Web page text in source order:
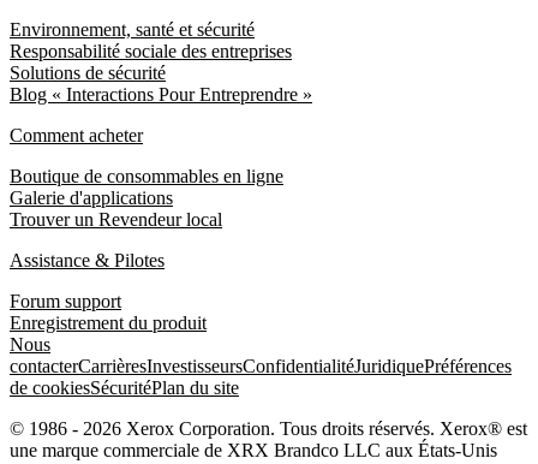
Environnement, santé et sécurité
Responsabilité sociale des entreprises
Solutions de sécurité
Blog « Interactions Pour Entreprendre »
Comment acheter
Boutique de consommables en ligne
Galerie d'applications
Trouver un Revendeur local
Assistance & Pilotes
Forum support
Enregistrement du produit
Nous
contacterCarrièresInvestisseursConfidentialitéJuridiquePréférences
de cookiesSécuritéPlan du site
© 1986 - 2026 Xerox Corporation. Tous droits réservés. Xerox® est
une marque commerciale de XRX Brandco LLC aux États-Unis